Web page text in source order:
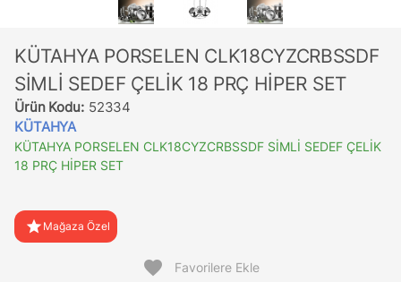
KÜTAHYA PORSELEN CLK18CYZCRBSSDF
SİMLİ SEDEF ÇELİK 18 PRÇ HİPER SET
Ürün Kodu: 52334
KÜTAHYA
KÜTAHYA PORSELEN CLK18CYZCRBSSDF SİMLİ SEDEF ÇELİK
18 PRÇ HİPER SET
star Mağaza Özel
favorite Favorilere Ekle